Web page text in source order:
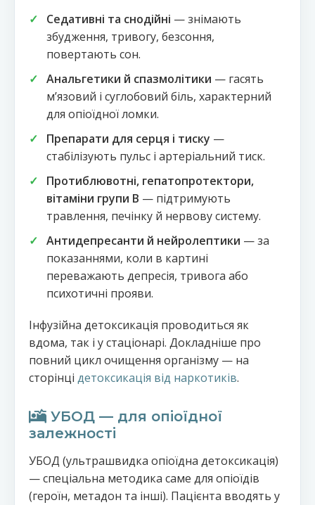
Седативні та снодійні — знімають
збудження, тривогу, безсоння,
повертають сон.
Анальгетики й спазмолітики — гасять
мʼязовий і суглобовий біль, характерний
для опіоїдної ломки.
Препарати для серця і тиску —
стабілізують пульс і артеріальний тиск.
Протиблювотні, гепатопротектори,
вітаміни групи В — підтримують
травлення, печінку й нервову систему.
Антидепресанти й нейролептики — за
показаннями, коли в картині
переважають депресія, тривога або
психотичні прояви.
Інфузійна детоксикація проводиться як
вдома, так і у стаціонарі. Докладніше про
повний цикл очищення організму — на
сторінці детоксикація від наркотиків.
УБОД — для опіоїдної
залежності
УБОД (ультрашвидка опіоїдна детоксикація)
— спеціальна методика саме для опіоїдів
(героїн, метадон та інші). Пацієнта вводять у